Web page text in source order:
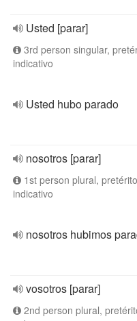
Usted [parar]
3rd person singular,
indicativo
Usted hubo parado
nosotros [parar]
1st person plural,
indicativo
nosotros hubimos
vosotros [parar]
2nd person plural,